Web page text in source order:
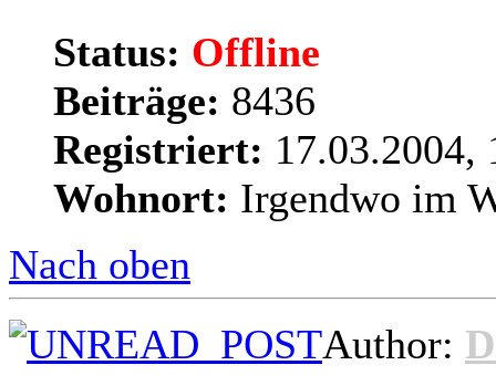
Status: Offline
Beiträge: 8436
Registriert: 17.03.2004,
Wohnort: Irgendwo im
Nach oben
Author: